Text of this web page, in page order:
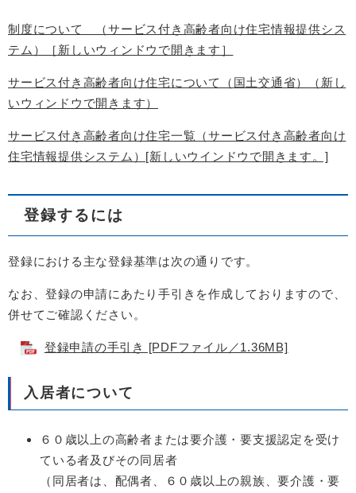
制度について （サービス付き高齢者向け住宅情報提供シス
テム）［新しいウィンドウで開きます］
サービス付き高齢者向け住宅について（国土交通省）（新し
いウィンドウで開きます）
サービス付き高齢者向け住宅一覧（サービス付き高齢者向け
住宅情報提供システム）[新しいウインドウで開きます。]
登録するには
登録における主な登録基準は次の通りです。
なお、登録の申請にあたり手引きを作成しておりますので、
併せてご確認ください。
登録申請の手引き [PDFファイル／1.36MB]
入居者について
６０歳以上の高齢者または要介護・要支援認定を受け
ている者及びその同居者
（同居者は、配偶者、６０歳以上の親族、要介護・要